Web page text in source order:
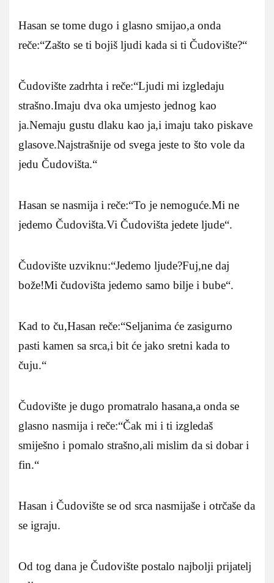
Hasan se tome dugo i glasno smijao,a onda
reče:“Zašto se ti bojiš ljudi kada si ti Čudovište?“
Čudovište zadrhta i reče:“Ljudi mi izgledaju
strašno.Imaju dva oka umjesto jednog kao
ja.Nemaju gustu dlaku kao ja,i imaju tako piskave
glasove.Najstrašnije od svega jeste to što vole da
jedu Čudovišta.“
Hasan se nasmija i reče:“To je nemoguće.Mi ne
jedemo Čudovišta.Vi Čudovišta jedete ljude“.
Čudovište uzviknu:“Jedemo ljude?Fuj,ne daj
bože!Mi čudovišta jedemo samo bilje i bube“.
Kad to ču,Hasan reče:“Seljanima će zasigurno
pasti kamen sa srca,i bit će jako sretni kada to
čuju.“
Čudovište je dugo promatralo hasana,a onda se
glasno nasmija i reče:“Čak mi i ti izgledaš
smiješno i pomalo strašno,ali mislim da si dobar i
fin.“
Hasan i Čudovište se od srca nasmijaše i otrčaše da
se igraju.
Od tog dana je Čudovište postalo najbolji prijatelj